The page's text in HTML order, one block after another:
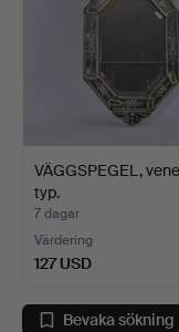
VÄGGSPEGEL,
typ.
7 dagar
Värdering
127 USD
Bevaka sökning